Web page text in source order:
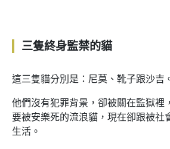
三隻終身監禁的貓
這三隻貓分別是：尼莫、靴子跟沙吉
他們沒有犯罪背景，卻被關在監獄裡
要被安樂死的流浪貓，現在卻跟被社
生活。